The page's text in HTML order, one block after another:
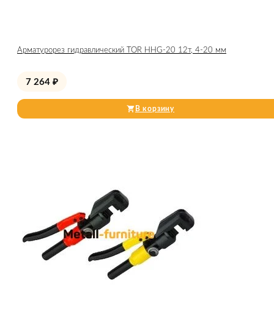
Арматурорез гидравлический TOR HHG-20 12т, 4-20 мм
7 264 ₽
В корзину